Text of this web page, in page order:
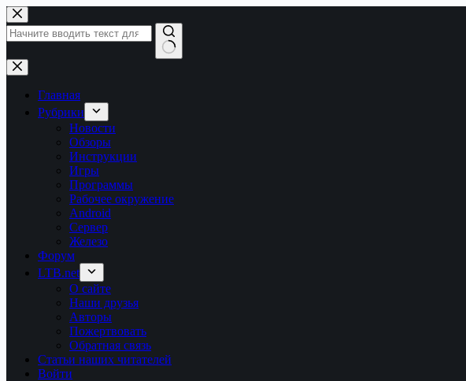
Перейти
к
сути
Ничего
не
найденоГлавная
Рубрики
Новости
Обзоры
Инструкции
Игры
Программы
Рабочее окружение
Android
Сервер
Железо
Форум
LTB.net
О сайте
Наши друзья
Авторы
Пожертвовать
Обратная связь
Статьи наших читателей
Войти